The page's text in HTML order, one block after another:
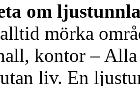
om
mörka
kontor – Alla
liv. En